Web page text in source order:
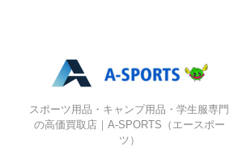
: Undefined array key
スポーツ用品・キャンプ用品・学生服専門
の高価買取店｜A-SPORTS（エースポー
ツ）